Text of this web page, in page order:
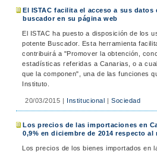
El ISTAC facilita el acceso a sus
buscador en su página web
El ISTAC ha puesto a disposición de los
potente Buscador. Esta herramienta
contribuirá a "Promover la obtención,
estadísticas referidas a Canarias, o a
que la componen", una de las funciones
Instituto.
20/03/2015 | Institucional |Sociedad
Los precios de las importaciones en
0,9% en diciembre de 2014 respecto al
Los precios de los bienes importados en